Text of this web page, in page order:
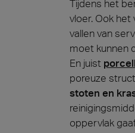
Tijdens het
vloer. Ook het
vallen van
moet kunnen
En juist
poreuze
stoten en
oppervlak